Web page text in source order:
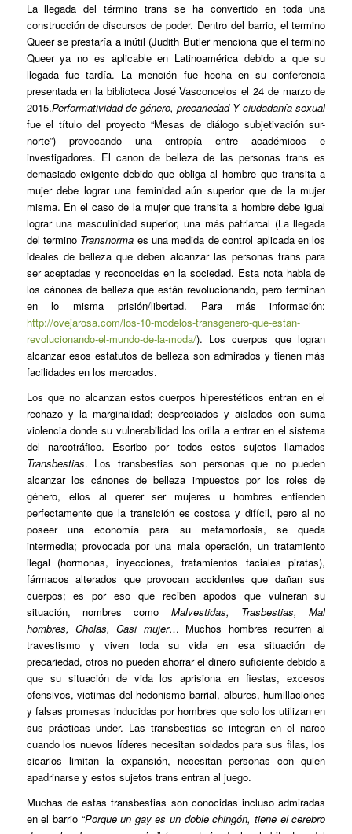
La llegada del término trans se ha convertido en toda una
construcción de discursos de poder. Dentro del barrio, el termino
Queer se prestaría a inútil (Judith Butler menciona que el termino
Queer ya no es aplicable en Latinoamérica debido a que su
llegada fue tardía. La mención fue hecha en su conferencia
presentada en la biblioteca José Vasconcelos el 24 de marzo de
2015.Performatividad de género, precariedad Y ciudadanía sexual
fue el título del proyecto “Mesas de diálogo subjetivación sur-
norte”) provocando una entropía entre académicos e
investigadores. El canon de belleza de las personas trans es
demasiado exigente debido que obliga al hombre que transita a
mujer debe lograr una feminidad aún superior que de la mujer
misma. En el caso de la mujer que transita a hombre debe igual
lograr una masculinidad superior, una más patriarcal (La llegada
del termino Transnorma es una medida de control aplicada en los
ideales de belleza que deben alcanzar las personas trans para
ser aceptadas y reconocidas en la sociedad. Esta nota habla de
los cánones de belleza que están revolucionando, pero terminan
en lo misma prisión/libertad. Para más información:
http://ovejarosa.com/los-10-modelos-transgenero-que-estan-
revolucionando-el-mundo-de-la-moda/). Los cuerpos que logran
alcanzar esos estatutos de belleza son admirados y tienen más
facilidades en los mercados.
Los que no alcanzan estos cuerpos hiperestéticos entran en el
rechazo y la marginalidad; despreciados y aislados con suma
violencia donde su vulnerabilidad los orilla a entrar en el sistema
del narcotráfico. Escribo por todos estos sujetos llamados
Transbestias. Los transbestias son personas que no pueden
alcanzar los cánones de belleza impuestos por los roles de
género, ellos al querer ser mujeres u hombres entienden
perfectamente que la transición es costosa y difícil, pero al no
poseer una economía para su metamorfosis, se queda
intermedia; provocada por una mala operación, un tratamiento
ilegal (hormonas, inyecciones, tratamientos faciales piratas),
fármacos alterados que provocan accidentes que dañan sus
cuerpos; es por eso que reciben apodos que vulneran su
situación, nombres como Malvestidas, Trasbestias, Mal
hombres, Cholas, Casi mujer… Muchos hombres recurren al
travestismo y viven toda su vida en esa situación de
precariedad, otros no pueden ahorrar el dinero suficiente debido a
que su situación de vida los aprisiona en fiestas, excesos
ofensivos, victimas del hedonismo barrial, albures, humillaciones
y falsas promesas inducidas por hombres que solo los utilizan en
sus prácticas under. Las transbestias se integran en el narco
cuando los nuevos líderes necesitan soldados para sus filas, los
sicarios limitan la expansión, necesitan personas con quien
apadrinarse y estos sujetos trans entran al juego.
Muchas de estas transbestias son conocidas incluso admiradas
en el barrio “Porque un gay es un doble chingón, tiene el cerebro